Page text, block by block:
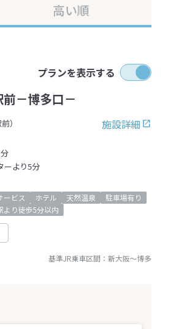
高い順
プランを表示する
－博多口－
施設詳細
）
ーより5分
ービス ホテル 天然温泉
駐車場有り
より徒歩5分以内
基準JR乗車区間： 新大阪～博多